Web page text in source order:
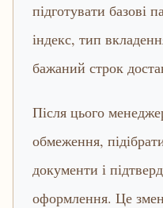
підготувати базові
індекс, тип
бажаний строк
Після цього
обмеження,
документи і
оформлення. Це